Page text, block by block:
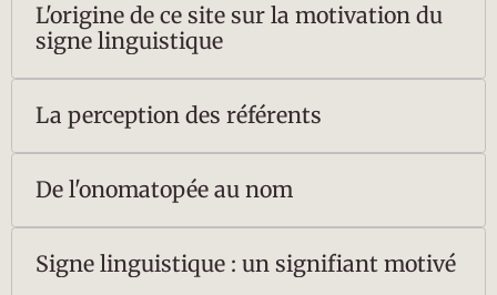
L'origine de ce site sur la motivation du
signe linguistique
La perception des référents
De l'onomatopée au nom
Signe linguistique : un signifiant motivé